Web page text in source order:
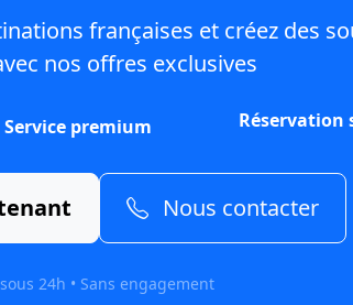
françaises et créez des
nos offres exclusives
Service premium Réservation
Nous contacter
24h • Sans engagement